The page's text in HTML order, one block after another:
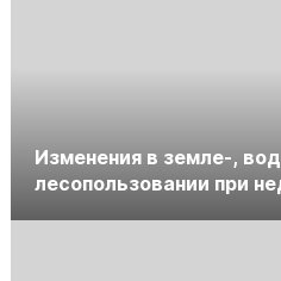
Изменения в земле-,
лесопользовании при